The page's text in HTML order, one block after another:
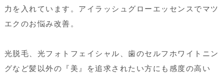
力を入れています。アイラッシュグローエッセンスでマツ
エクのお悩み改善。
光脱毛、光フォトフェイシャル、歯のセルフホワイトニン
グなど髪以外の『美』を追求されたい方にも感度の高い